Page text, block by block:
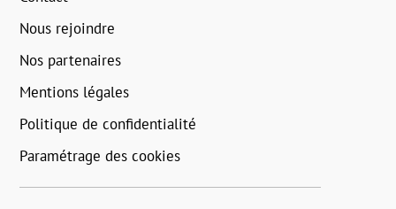
Nous rejoindre
Nos partenaires
Mentions légales
Politique de confidentialité
Paramétrage des cookies